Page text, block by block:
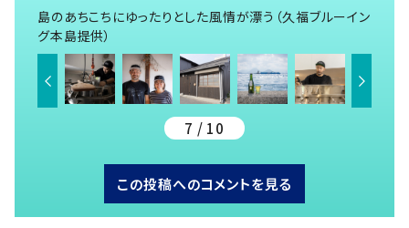
島のあちこちにゆったりとした風情が漂う（久福ブルーイン
グ本島提供）
7 / 10
この投稿へのコメントを見る